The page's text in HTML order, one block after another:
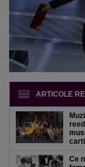
ARTICOLE
Ce